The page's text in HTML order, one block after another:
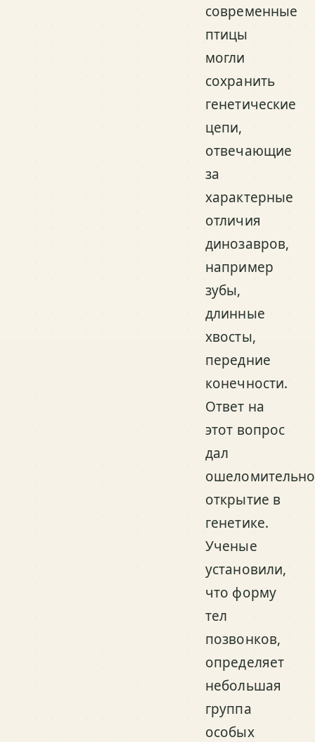
современные
птицы
могли
сохранить
генетические
цепи,
отвечающие
за
характерные
отличия
динозавров,
например
зубы,
длинные
хвосты,
передние
конечности.
Ответ на
этот вопрос
дал
открытие в
генетике.
Ученые
установили,
что форму
тел
позвонков,
определяет
небольшая
группа
особых